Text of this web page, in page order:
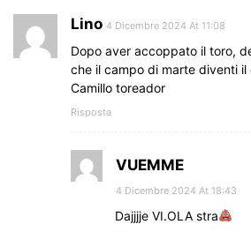
Lino 4 Dicembre 2024 At 11:08
Dopo aver accoppato il toro,
che il campo di marte diventi
Camillo toreador
Risposta
VUEMME
4 Dicembre 2024 At 18:43
Dajjjje VI.OLA stra